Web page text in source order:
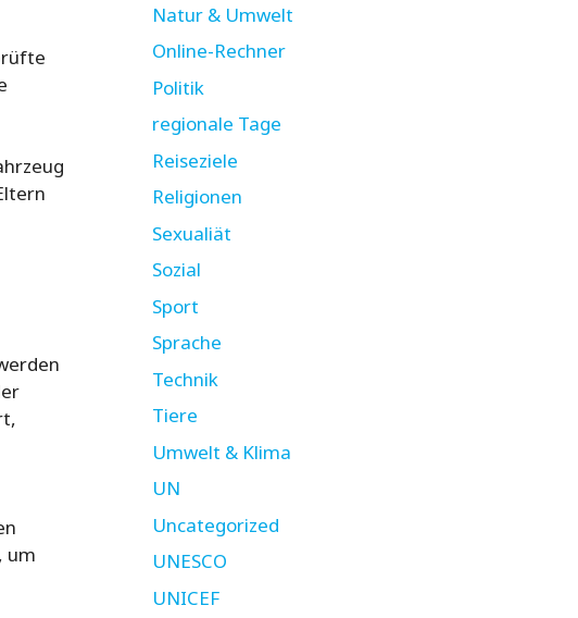
um
Natur & Umwelt
Online-Rechner
Politik
regionale Tage
Reiseziele
Religionen
Sexualiät
Sozial
Sport
Sprache
Technik
Tiere
Umwelt & Klima
UN
Uncategorized
UNESCO
UNICEF